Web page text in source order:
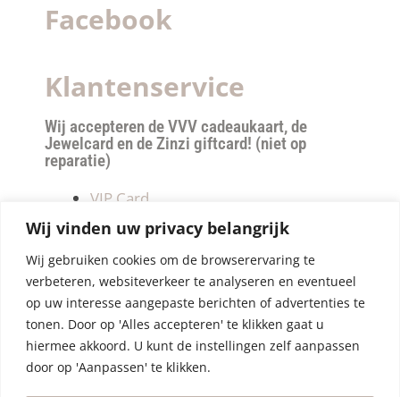
Wij vinden uw privacy belangrijk
Wij gebruiken cookies om de browserervaring te
verbeteren, websiteverkeer te analyseren en eventueel
op uw interesse aangepaste berichten of advertenties te
tonen. Door op 'Alles accepteren' te klikken gaat u
hiermee akkoord. U kunt de instellingen zelf aanpassen
door op 'Aanpassen' te klikken.
Facebook
Klantenservice
Wij accepteren de VVV cadeaukaart, de
Jewelcard en de Zinzi giftcard! (niet op
reparatie)
VIP Card
Retourneren
Betalen & verzendkosten
Privacy Policy
Algemene Voorwaarden